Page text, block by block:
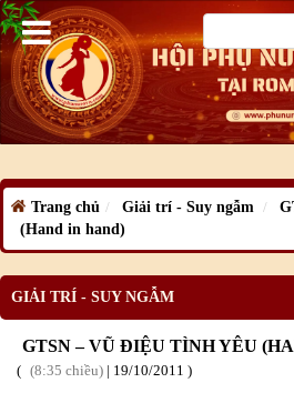
Trang chủ Giải trí - Suy ngẫm
(Hand in hand)
GIẢI TRÍ - SUY NGẪM
GTSN – VŨ ĐIỆU TÌNH YÊU
8:35 chiều | 19/10/2011